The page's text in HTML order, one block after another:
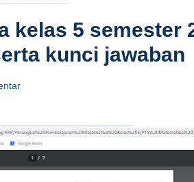
kelas 5 semester
kunci jawaban